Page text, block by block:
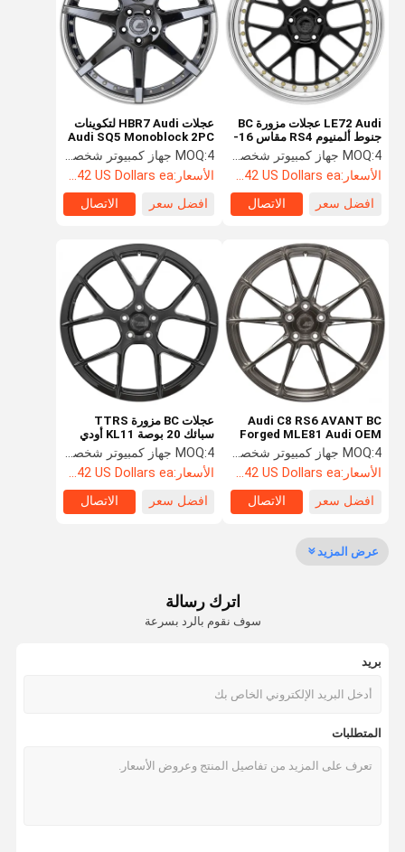
مسكن منتجات معلومات عنا
جولة في
مراقبة الجودة اتصل بنا حالات
عجلات فورج السيارات
LE72 Audi عجلات مزورة BC
جنوط ألمنيوم RS4 مقاس 16-
26 بوصةMOQ:4 جهاز كمبيوتر شخصى
الأسعار:Starting at $242 US Dollars ea
افضل سعر
الاتصال
عجلات HBR7 Audi لتكوينات
Audi SQ5 Monoblock 2PC
3PC
MOQ:4 جهاز كمبيوتر شخصى
الأسعار:Starting at $242 US Dollars ea
افضل سعر
الاتصال
Audi C8 RS6 AVANT BC
Forged MLE81 Audi OEM
عجلات مزورة
MOQ:4 جهاز كمبيوتر شخصى
الأسعار:Starting at $242 US Dollars ea
افضل سعر
الاتصال
عجلات BC مزورة TTRS
سبائك 20 بوصة KL11 أودي
TT RS OEM
MOQ:4 جهاز كمبيوتر شخصى
الأسعار:Starting at $242 US Dollars ea
افضل سعر
الاتصال
عرض المزيد
اترك رسالة
سوف نقوم بالرد بسرعة
بريد
المتطلبات